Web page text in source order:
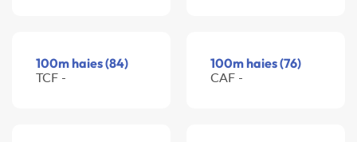
100m haies (84)
TCF -
100m haies (76)
CAF -